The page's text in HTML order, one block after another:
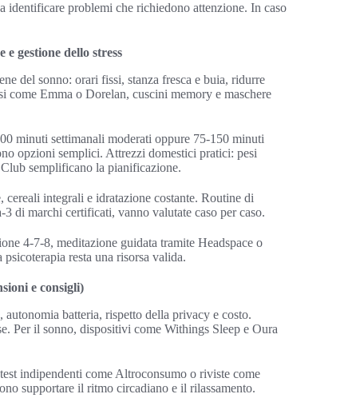
problemi che richiedono attenzione. In caso
gestione dello stress
del sonno: orari fissi, stanza fresca e buia, ridurre
Emma o Dorelan, cuscini memory e maschere
minuti settimanali moderati oppure 75-150 minuti
opzioni semplici. Attrezzi domestici pratici: pesi
semplificano la pianificazione.
integrali e idratazione costante. Routine di
di marchi certificati, vanno valutate caso per caso.
4-7-8, meditazione guidata tramite Headspace o
resta una risorsa valida.
e consigli)
batteria, rispetto della privacy e costo.
Per il sonno, dispositivi come Withings Sleep e Oura
indipendenti come Altroconsumo o riviste come
supportare il ritmo circadiano e il rilassamento.